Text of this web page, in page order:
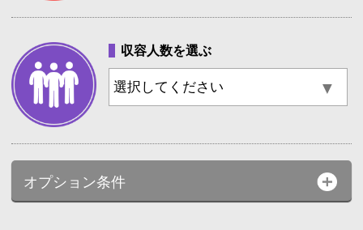
収容人数を選ぶ
オプション条件